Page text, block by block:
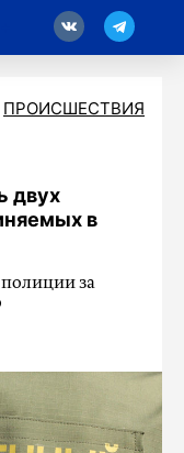
ПРОИСШЕСТВИЯ
двух
в
за